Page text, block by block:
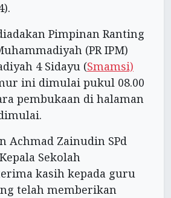
Pimpinan Ranting
(PR IPM)
4 Sidayu (Smamsi)
ini dimulai pukul 08.00
pembukaan di halaman
Achmad Zainudin SPd
Sekolah
kasih kepada guru
telah memberikan